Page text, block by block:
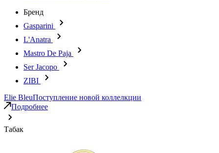
Бренд
Gasparini
L'Anatra
Mastro De Paja
Ser Jacopo
ZIBI
Elie BleuПоступление новой коллелкции
Подробнее
Табак